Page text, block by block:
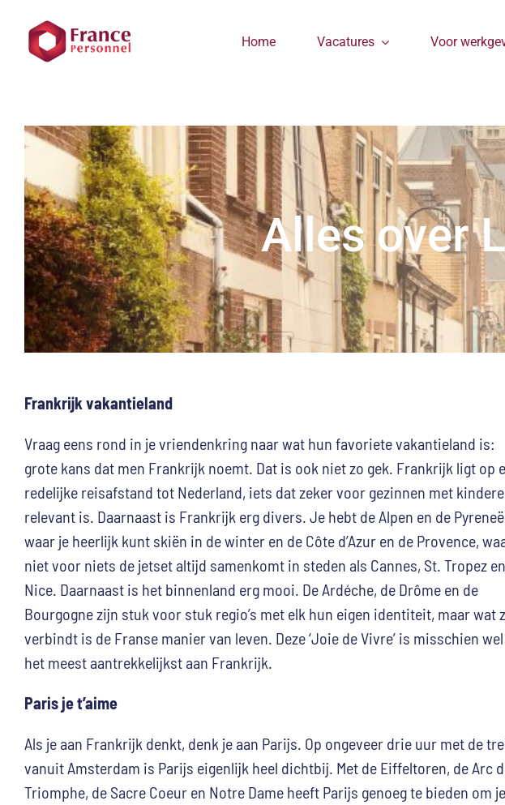
inhoud
Home Vacatures Voor
Alles over
Frankrijk vakantieland
Vraag eens rond in je vriendenkring naar wat hun favoriete vakantieland is:
grote kans dat men Frankrijk noemt. Dat is ook niet zo gek. Frankrijk ligt op
redelijke reisafstand tot Nederland, iets dat zeker voor gezinnen met
relevant is. Daarnaast is Frankrijk erg divers. Je hebt de Alpen en de
waar je heerlijk kunt skiën in de winter en de Côte d’Azur en de Provence,
niet voor niets de jetset altijd samenkomt in steden als Cannes, St. Tropez en
Nice. Daarnaast is het binnenland erg mooi. De Ardéche, de Drôme en de
Bourgogne zijn stuk voor stuk regio’s met elk hun eigen identiteit, maar wat
verbindt is de Franse manier van leven. Deze ‘Joie de Vivre’ is misschien wel
het meest aantrekkelijkst aan Frankrijk.
Paris je t’aime
Als je aan Frankrijk denkt, denk je aan Parijs. Op ongeveer drie uur met de
vanuit Amsterdam is Parijs eigenlijk heel dichtbij. Met de Eiffeltoren, de Arc
Triomphe, de Sacre Coeur en Notre Dame heeft Parijs genoeg te bieden om je